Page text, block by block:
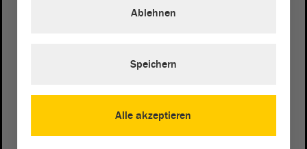
Wegbeschreibung
Alle akzeptieren
Ablehnen
Speichern